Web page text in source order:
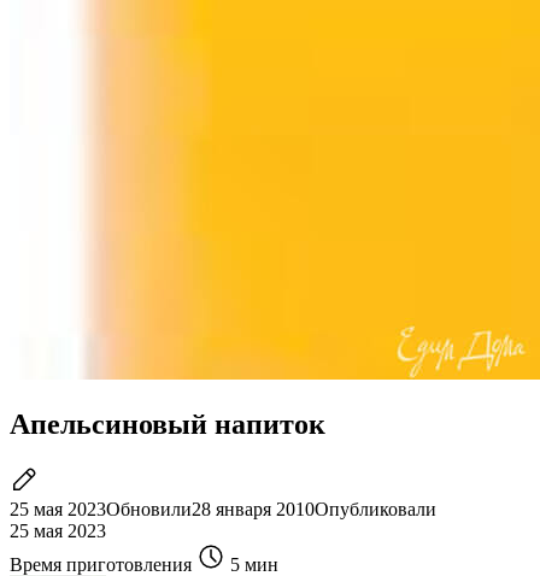
Апельсиновый напиток
25 мая 2023Обновили28 января 2010Опубликовали
25 мая 2023
Время приготовления
5 мин